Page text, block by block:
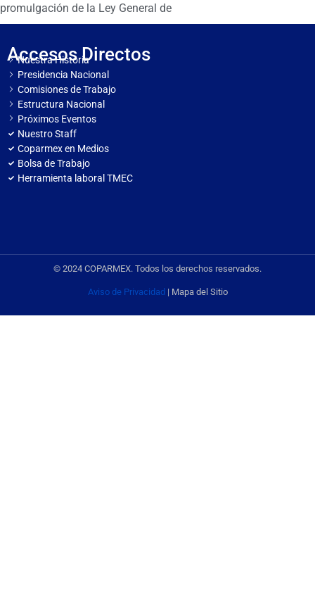
promulgación de la Ley General de
Accesos Directos
Nuestra Historia
Presidencia Nacional
Comisiones de Trabajo
Estructura Nacional
Próximos Eventos
Nuestro Staff
Coparmex en Medios
Bolsa de Trabajo
Herramienta laboral TMEC
© 2024 COPARMEX. Todos los derechos reservados.
Aviso de Privacidad| Mapa del Sitio